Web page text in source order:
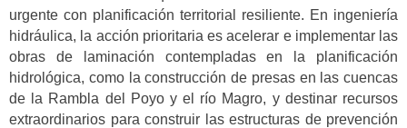
urgente con planificación territorial resiliente. En ingeniería
hidráulica, la acción prioritaria es acelerar e implementar las
obras de laminación contempladas en la planificación
hidrológica, como la construcción de presas en las cuencas
de la Rambla del Poyo y el río Magro, y destinar recursos
extraordinarios para construir las estructuras de prevención